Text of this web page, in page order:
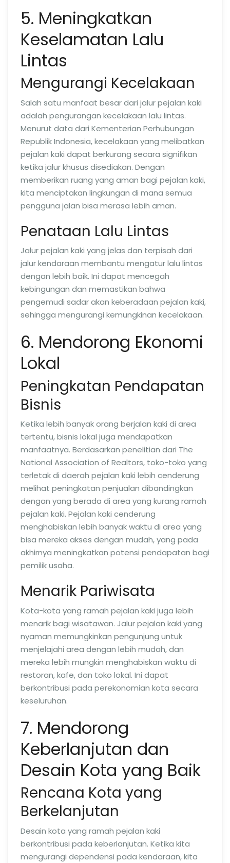
5. Meningkatkan
Keselamatan Lalu
Lintas
Mengurangi Kecelakaan
Salah satu manfaat besar dari jalur pejalan kaki
adalah pengurangan kecelakaan lalu lintas.
Menurut data dari Kementerian Perhubungan
Republik Indonesia, kecelakaan yang melibatkan
pejalan kaki dapat berkurang secara signifikan
ketika jalur khusus disediakan. Dengan
memberikan ruang yang aman bagi pejalan kaki,
kita menciptakan lingkungan di mana semua
pengguna jalan bisa merasa lebih aman.
Penataan Lalu Lintas
Jalur pejalan kaki yang jelas dan terpisah dari
jalur kendaraan membantu mengatur lalu lintas
dengan lebih baik. Ini dapat mencegah
kebingungan dan memastikan bahwa
pengemudi sadar akan keberadaan pejalan kaki,
sehingga mengurangi kemungkinan kecelakaan.
6. Mendorong Ekonomi
Lokal
Peningkatan Pendapatan
Bisnis
Ketika lebih banyak orang berjalan kaki di area
tertentu, bisnis lokal juga mendapatkan
manfaatnya. Berdasarkan penelitian dari The
National Association of Realtors, toko-toko yang
terletak di daerah pejalan kaki lebih cenderung
melihat peningkatan penjualan dibandingkan
dengan yang berada di area yang kurang ramah
pejalan kaki. Pejalan kaki cenderung
menghabiskan lebih banyak waktu di area yang
bisa mereka akses dengan mudah, yang pada
akhirnya meningkatkan potensi pendapatan bagi
pemilik usaha.
Menarik Pariwisata
Kota-kota yang ramah pejalan kaki juga lebih
menarik bagi wisatawan. Jalur pejalan kaki yang
nyaman memungkinkan pengunjung untuk
menjelajahi area dengan lebih mudah, dan
mereka lebih mungkin menghabiskan waktu di
restoran, kafe, dan toko lokal. Ini dapat
berkontribusi pada perekonomian kota secara
keseluruhan.
7. Mendorong
Keberlanjutan dan
Desain Kota yang Baik
Rencana Kota yang
Berkelanjutan
Desain kota yang ramah pejalan kaki
berkontribusi pada keberlanjutan. Ketika kita
mengurangi dependensi pada kendaraan, kita